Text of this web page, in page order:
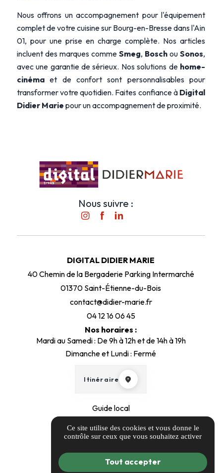
Nous offrons un accompagnement pour l'équipement
complet de votre cuisine sur Bourg-en-Bresse dans l'Ain
01, pour une prise en charge complète. Nos articles
incluent des marques commeSmeg, Bosch ouSonos,
avec une garantie de sérieux. Nos solutions de home-
cinémaet de confort sont personnalisables pour
transformer votre quotidien. Faites confiance à Digital
Didier Marie pour un accompagnement de proximité.
Nous suivre :
DIGITAL DIDIER MARIE
40 Chemin de la Bergaderie Parking Intermarché
01370 Saint-Étienne-du-Bois
contact@didier-marie.fr
04 12 16 06 45
Nos horaires :
Mardi au Samedi : De 9h à 12h et de 14h à 19h
Dimanche et Lundi : Fermé
Itinéraire
Guide local
Mentions légales
Gestion des cookies
Ce site utilise des cookies et vous donne le
contrôle sur ceux que vous souhaitez activer
Tout accepter